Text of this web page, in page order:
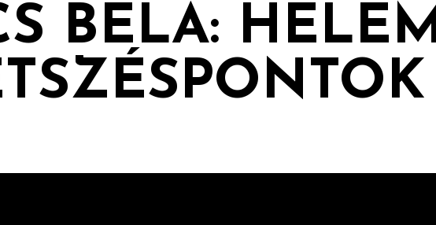
BÉLA: